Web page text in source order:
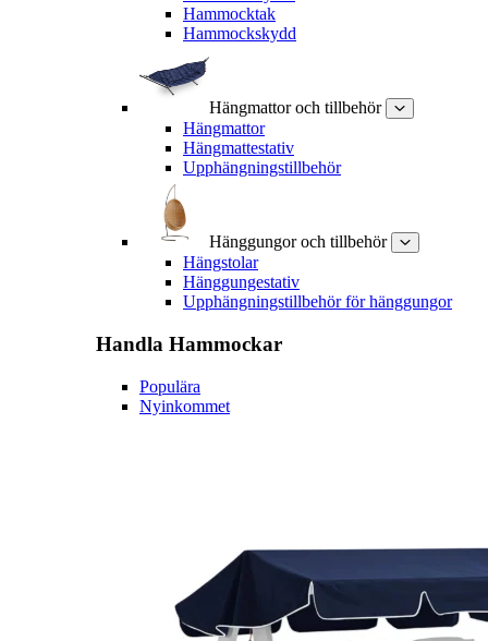
Hammocktak
Hammockskydd
Hängmattor och tillbehör
Hängmattor
Hängmattestativ
Upphängningstillbehör
Hänggungor och tillbehör
Hängstolar
Hänggungestativ
Upphängningstillbehör för hänggungor
Handla Hammockar
Populära
Nyinkommet